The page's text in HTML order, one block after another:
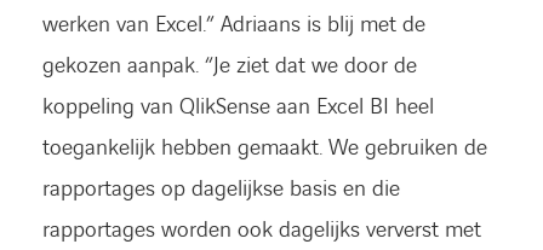
werken van Excel.” Adriaans is blij met de
gekozen aanpak. “Je ziet dat we door de
koppeling van QlikSense aan Excel BI heel
toegankelijk hebben gemaakt. We gebruiken de
rapportages op dagelijkse basis en die
rapportages worden ook dagelijks ververst met